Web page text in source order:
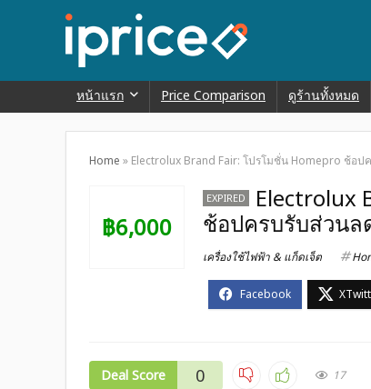
หน้าแรก Price Comparison ดูร้านทั้งหมด
Home » Electrolux Brand Fair: โปรโมชั่น Homepro ช้อป
฿6,000
EXPIRED
Electrolux
ช้อปครบรับส่วนล
เครื่องใช้ไฟฟ้า & แก็ดเจ็ต
Deal Score 0 17